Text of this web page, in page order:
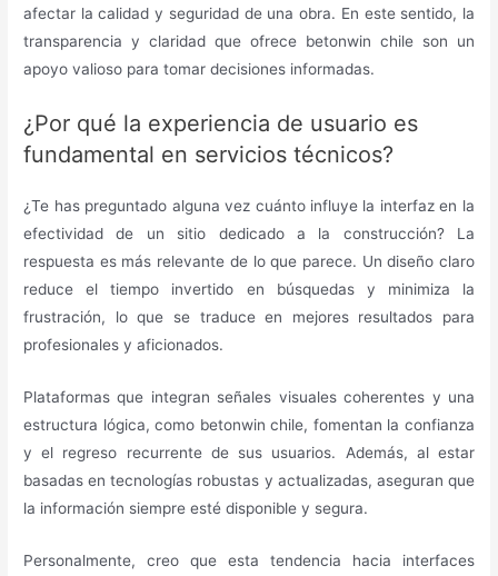
afectar la calidad y seguridad de una obra. En este sentido, la
transparencia y claridad que ofrece betonwin chile son un
apoyo valioso para tomar decisiones informadas.
¿Por qué la experiencia de usuario es
fundamental en servicios técnicos?
¿Te has preguntado alguna vez cuánto influye la interfaz en la
efectividad de un sitio dedicado a la construcción? La
respuesta es más relevante de lo que parece. Un diseño claro
reduce el tiempo invertido en búsquedas y minimiza la
frustración, lo que se traduce en mejores resultados para
profesionales y aficionados.
Plataformas que integran señales visuales coherentes y una
estructura lógica, como betonwin chile, fomentan la confianza
y el regreso recurrente de sus usuarios. Además, al estar
basadas en tecnologías robustas y actualizadas, aseguran que
la información siempre esté disponible y segura.
Personalmente, creo que esta tendencia hacia interfaces